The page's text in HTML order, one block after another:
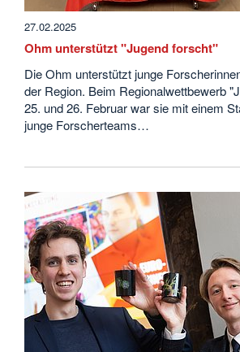
27.02.2025
Ohm unterstützt "Jugend forscht"
Die Ohm unterstützt junge
der Region. Beim Regionalwettbewerb
25. und 26. Februar war sie mit einem
junge Forscherteams…